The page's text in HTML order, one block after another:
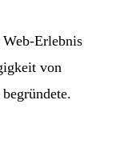
Erlebnis
von